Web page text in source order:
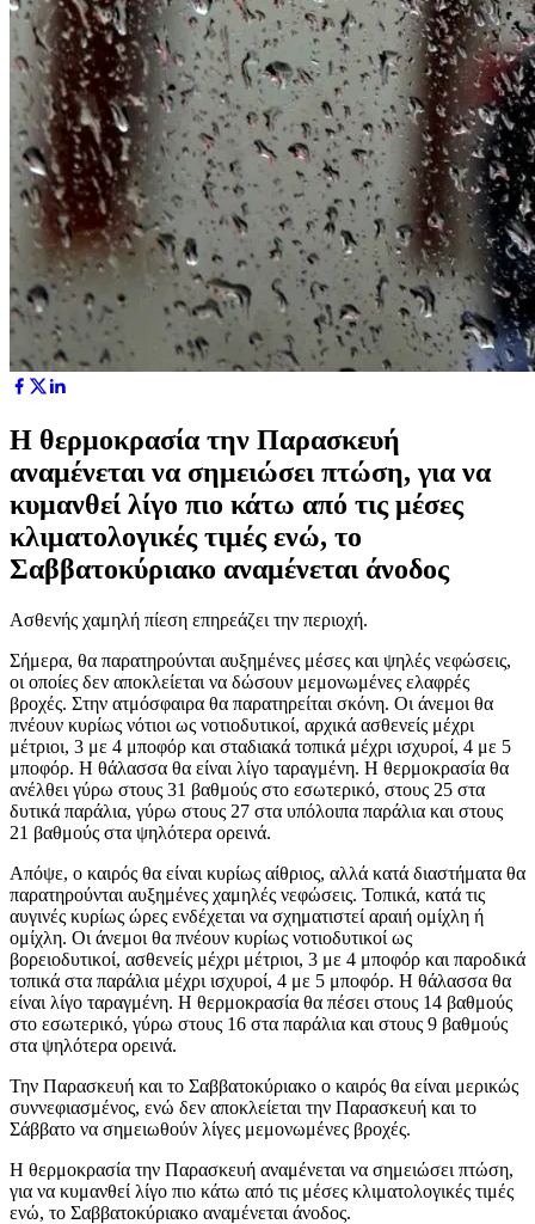
Η θερμοκρασία την Παρασκευή
αναμένεται να σημειώσει πτώση, για να
κυμανθεί λίγο πιο κάτω από τις μέσες
κλιματολογικές τιμές ενώ, το
Σαββατοκύριακο αναμένεται άνοδος
Ασθενής χαμηλή πίεση επηρεάζει την περιοχή.
Σήμερα, θα παρατηρούνται αυξημένες μέσες και ψηλές νεφώσεις,
οι οποίες δεν αποκλείεται να δώσουν μεμονωμένες ελαφρές
βροχές. Στην ατμόσφαιρα θα παρατηρείται σκόνη. Οι άνεμοι θα
πνέουν κυρίως νότιοι ως νοτιοδυτικοί, αρχικά ασθενείς μέχρι
μέτριοι, 3 με 4 μποφόρ και σταδιακά τοπικά μέχρι ισχυροί, 4 με 5
μποφόρ. Η θάλασσα θα είναι λίγο ταραγμένη. Η θερμοκρασία θα
ανέλθει γύρω στους 31 βαθμούς στο εσωτερικό, στους 25 στα
δυτικά παράλια, γύρω στους 27 στα υπόλοιπα παράλια και στους
21 βαθμούς στα ψηλότερα ορεινά.
Απόψε, ο καιρός θα είναι κυρίως αίθριος, αλλά κατά διαστήματα θα
παρατηρούνται αυξημένες χαμηλές νεφώσεις. Τοπικά, κατά τις
αυγινές κυρίως ώρες ενδέχεται να σχηματιστεί αραιή ομίχλη ή
ομίχλη. Οι άνεμοι θα πνέουν κυρίως νοτιοδυτικοί ως
βορειοδυτικοί, ασθενείς μέχρι μέτριοι, 3 με 4 μποφόρ και παροδικά
τοπικά στα παράλια μέχρι ισχυροί, 4 με 5 μποφόρ. Η θάλασσα θα
είναι λίγο ταραγμένη. Η θερμοκρασία θα πέσει στους 14 βαθμούς
στο εσωτερικό, γύρω στους 16 στα παράλια και στους 9 βαθμούς
στα ψηλότερα ορεινά.
Την Παρασκευή και το Σαββατοκύριακο ο καιρός θα είναι μερικώς
συννεφιασμένος, ενώ δεν αποκλείεται την Παρασκευή και το
Σάββατο να σημειωθούν λίγες μεμονωμένες βροχές.
Η θερμοκρασία την Παρασκευή αναμένεται να σημειώσει πτώση,
για να κυμανθεί λίγο πιο κάτω από τις μέσες κλιματολογικές τιμές
ενώ, το Σαββατοκύριακο αναμένεται άνοδος.